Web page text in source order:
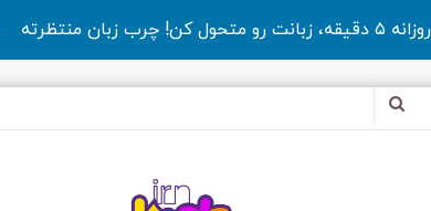
روزانه ۵ دقیقه، زبانت رو متحول کن! چرب زبان منتظرته
جستجو